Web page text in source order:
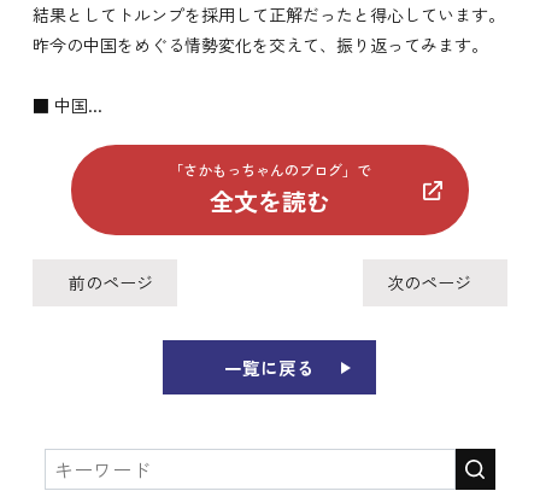
結果としてトルンプを採用して正解だったと得心しています。
昨今の中国をめぐる情勢変化を交えて、振り返ってみます。
■ 中国...
「さかもっちゃんのブログ」で
全文を読む
前のページ 次のページ
一覧に戻る